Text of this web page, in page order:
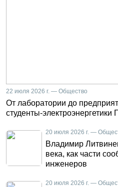
22 июля 2026 г. — Общество
От лаборатории до
студенты-электроэнергетики
20 июля 2026 г. —
Владимир
века, как части
инженеров
20 июля 2026 г. —